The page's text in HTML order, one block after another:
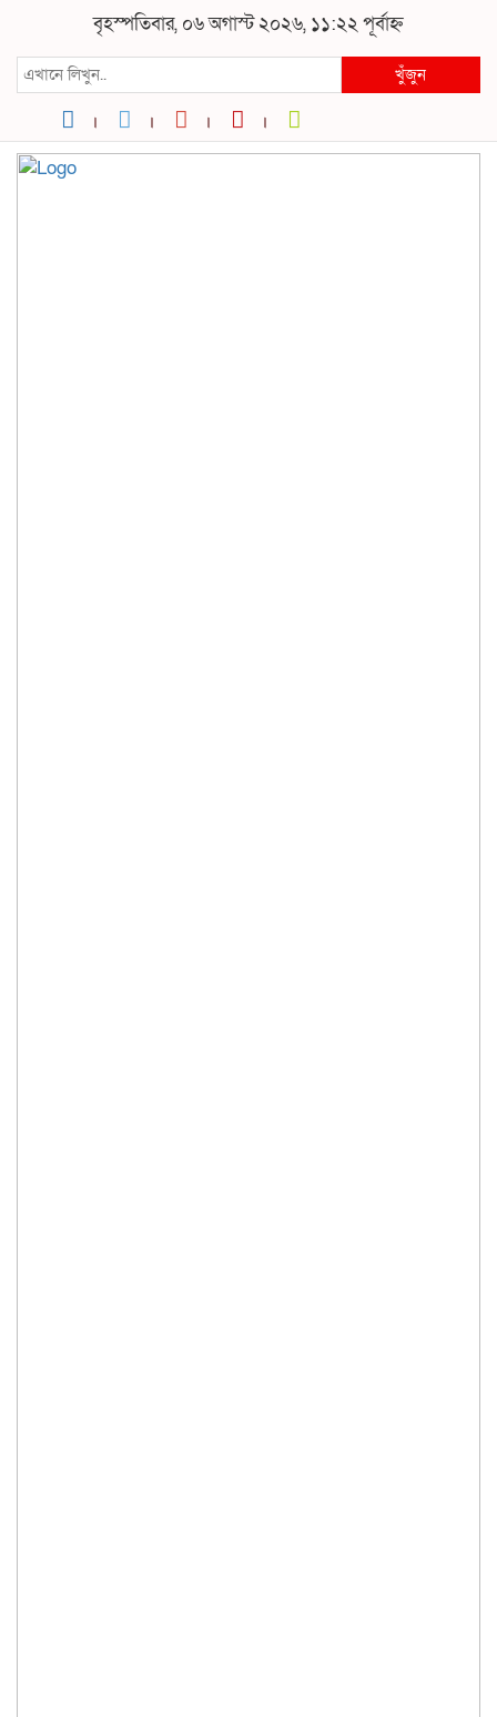
বৃহস্পতিবার, ০৬ অগাস্ট ২০২৬, ১১:২২ পূর্বাহ্ন
খুঁজুন